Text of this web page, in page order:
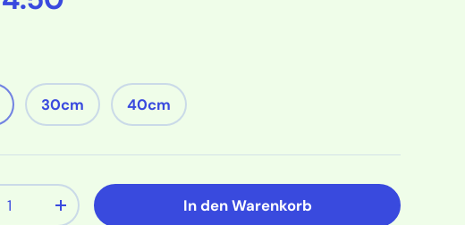
30cm 40cm
verringernMenge erhöhen In den Warenkorb